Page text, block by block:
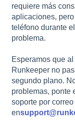
requiere más
aplicaciones,
teléfono durante
problema.
Esperamos que
Runkeeper no
segundo plano.
problemas, ponte
soporte por
en